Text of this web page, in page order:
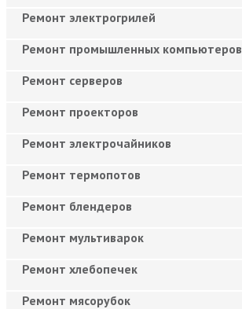
Ремонт электрогрилей
Ремонт промышленных компьютеров
Ремонт серверов
Ремонт проекторов
Ремонт электрочайников
Ремонт термопотов
Ремонт блендеров
Ремонт мультиварок
Ремонт хлебопечек
Ремонт мясорубок